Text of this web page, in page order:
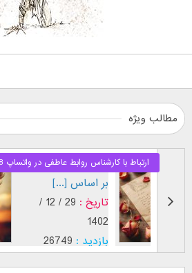
مطالب ویژه
طرز نگاه پسر عاشق (
بر اساس [...]
تاریخ :
29 / 12 /
1402
بازدید : 26749